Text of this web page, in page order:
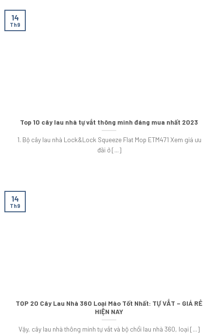
Top 10 cây lau nhà tự vắt thông minh đáng mua nhất 2023
1. Bộ cây lau nhà Lock&Lock Squeeze Flat Mop ETM471 Xem giá ưu
đãi ở [...]
14
Th9
TOP 20 Cây Lau Nhà 360 Loại Mào Tốt Nhất: TỰ VẮT – GIÁ RẺ
HIỆN NAY
Vậy, cây lau nhà thông minh tự vắt và bộ chổi lau nhà 360, loại [...]
14
Th9